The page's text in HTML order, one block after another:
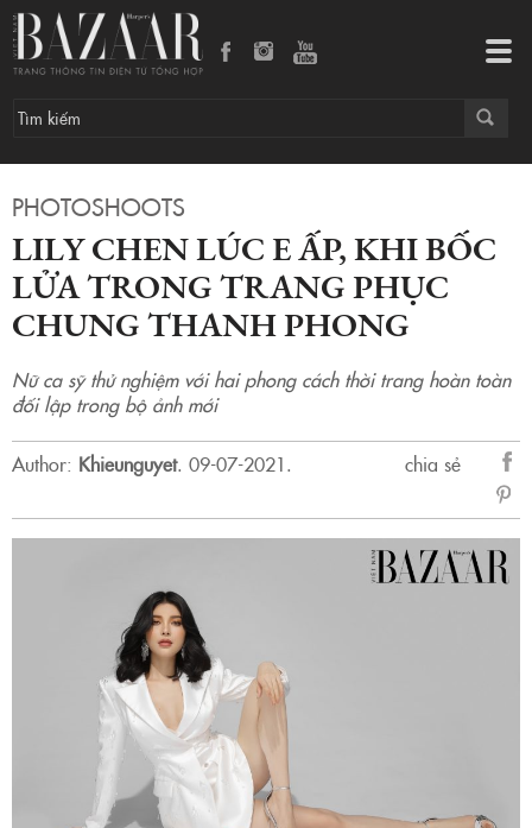
PHOTOSHOOTS
LILY CHEN LÚC E ẤP, KHI BỐC
LỬA TRONG TRANG PHỤC
CHUNG THANH PHONG
Nữ ca sỹ thử nghiệm với hai phong cách thời trang hoàn toàn
đối lập trong bộ ảnh mới
Author: Khieunguyet. 09-07-2021.
chia sẻ
sẻ